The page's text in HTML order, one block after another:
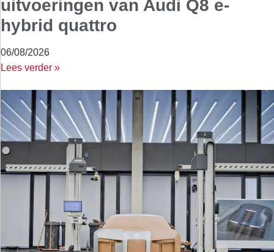
uitvoeringen van Audi Q8 e-
hybrid quattro
06/08/2026
Lees verder »